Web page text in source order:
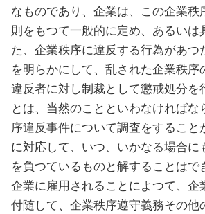
なものであり、企業は、この企業
則をもつて一般的に定め、あるい
た、企業秩序に違反する行為があ
を明らかにして、乱された企業秩
違反者に対し制裁として懲戒処分
とは、当然のことといわなければ
序違反事件について調査をするこ
に対応して、いつ、いかなる場合
を負つているものと解することは
企業に雇用されることによつて、
付随して、企業秩序遵守義務その